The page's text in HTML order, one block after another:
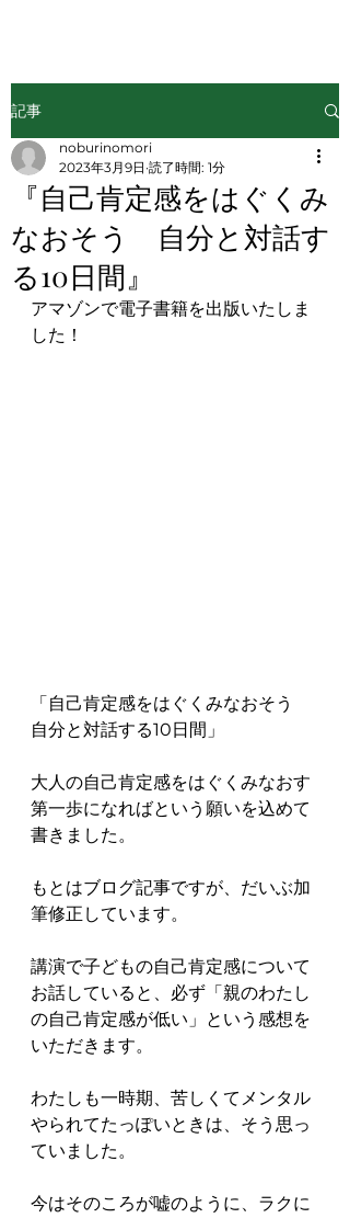
記事
『自己肯定感をはぐくみ
なおそう 自分と対話す
る10日間』
noburinomori
2023年3月9日 読了時間: 1分
アマゾンで電子書籍を出版いたしま
した！
「自己肯定感をはぐくみなおそう
自分と対話する10日間」
大人の自己肯定感をはぐくみなおす
第一歩になればという願いを込めて
書きました。
もとはブログ記事ですが、だいぶ加
筆修正しています。
講演で子どもの自己肯定感について
お話していると、必ず「親のわたし
の自己肯定感が低い」という感想を
いただきます。
わたしも一時期、苦しくてメンタル
やられてたっぽいときは、そう思っ
ていました。
今はそのころが嘘のように、ラクに